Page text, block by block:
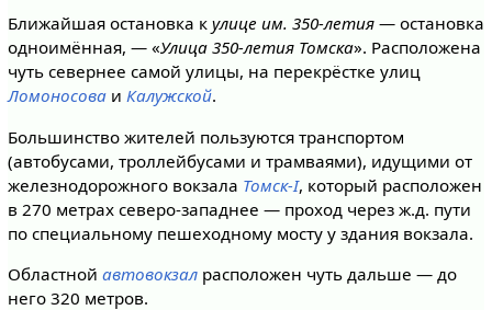
Ближайшая остановка к улице им. 350-летия— остановка
одноимённая, — «Улица 350-летия Томска». Расположена
чуть севернее самой улицы, на перекрёстке улиц
Ломоносоваи Калужской.
Большинство жителей пользуются транспортом
(автобусами, троллейбусами и трамваями), идущими от
железнодорожного вокзала Томск-I, который расположен
в 270 метрах северо-западнее — проход через ж.д. пути
по специальному пешеходному мосту у здания вокзала.
Областной автовокзалрасположен чуть дальше — до
него 320 метров.